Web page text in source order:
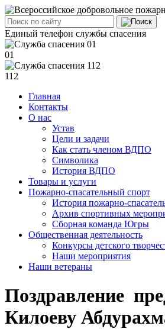
Единый телефон службы спасения
01
112
Главная
Контакты
О нас
Устав
Цели и задачи
Как стать членом ВДПО
Символика
История ВДПО
Товары и услуги
Пожарно-спасательный спорт
История пожарно-
Архив спортивных
Сборная команда Югры
Общественная деятельность
Конкурсы детского
Наши мероприятия
Наши ветераны
Поздравление
Килоеву